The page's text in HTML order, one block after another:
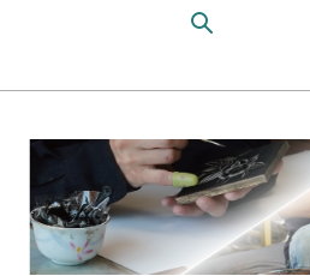
ものづくりのまち・高岡から
メシ
ピックアップ